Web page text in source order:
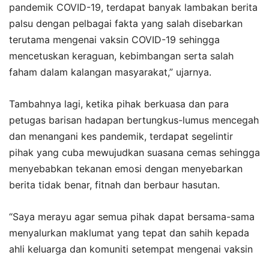
pandemik COVID-19, terdapat banyak lambakan berita
palsu dengan pelbagai fakta yang salah disebarkan
terutama mengenai vaksin COVID-19 sehingga
mencetuskan keraguan, kebimbangan serta salah
faham dalam kalangan masyarakat,” ujarnya.
Tambahnya lagi, ketika pihak berkuasa dan para
petugas barisan hadapan bertungkus-lumus mencegah
dan menangani kes pandemik, terdapat segelintir
pihak yang cuba mewujudkan suasana cemas sehingga
menyebabkan tekanan emosi dengan menyebarkan
berita tidak benar, fitnah dan berbaur hasutan.
“Saya merayu agar semua pihak dapat bersama-sama
menyalurkan maklumat yang tepat dan sahih kepada
ahli keluarga dan komuniti setempat mengenai vaksin